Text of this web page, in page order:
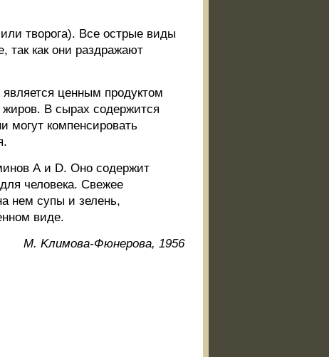
творога). Все острые виды
так как они раздражают
является ценным продуктом
В сырах содержится
могут компенсировать
А и D. Оно содержит
человека. Свежее
нем супы и зелень,
виде.
M. Kлимoвa-Фюнepoвa, 1956